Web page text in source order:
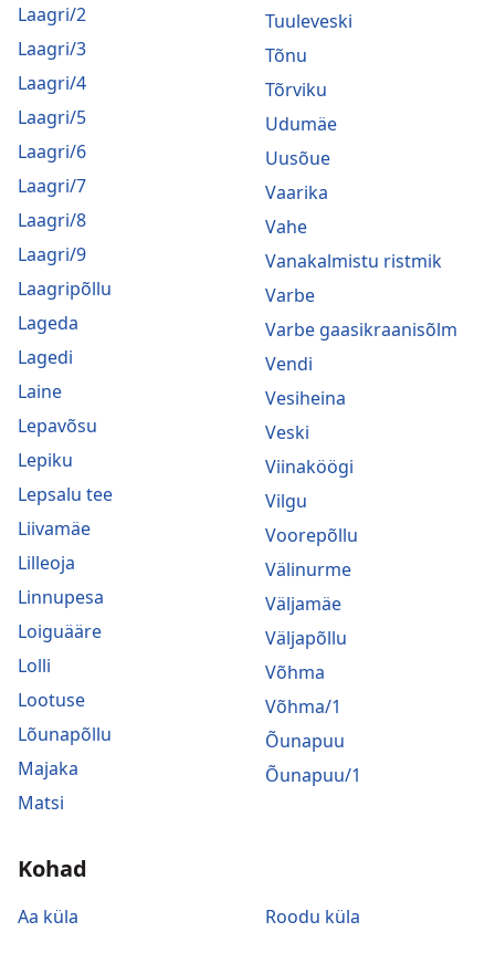
Laagri/2
Laagri/3
Laagri/4
Laagri/5
Laagri/6
Laagri/7
Laagri/8
Laagri/9
Laagripõllu
Lageda
Lagedi
Laine
Lepavõsu
Lepiku
Lepsalu tee
Liivamäe
Lilleoja
Linnupesa
Loiguääre
Lolli
Lootuse
Lõunapõllu
Majaka
Matsi
Tuuleveski
Tõnu
Tõrviku
Udumäe
Uusõue
Vaarika
Vahe
Vanakalmistu ristmik
Varbe
Varbe gaasikraanisõlm
Vendi
Vesiheina
Veski
Viinaköögi
Vilgu
Voorepõllu
Välinurme
Väljamäe
Väljapõllu
Võhma
Võhma/1
Õunapuu
Õunapuu/1
Kohad
Aa küla Roodu küla